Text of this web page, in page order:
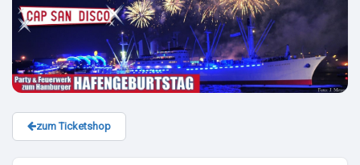
zum Ticketshop